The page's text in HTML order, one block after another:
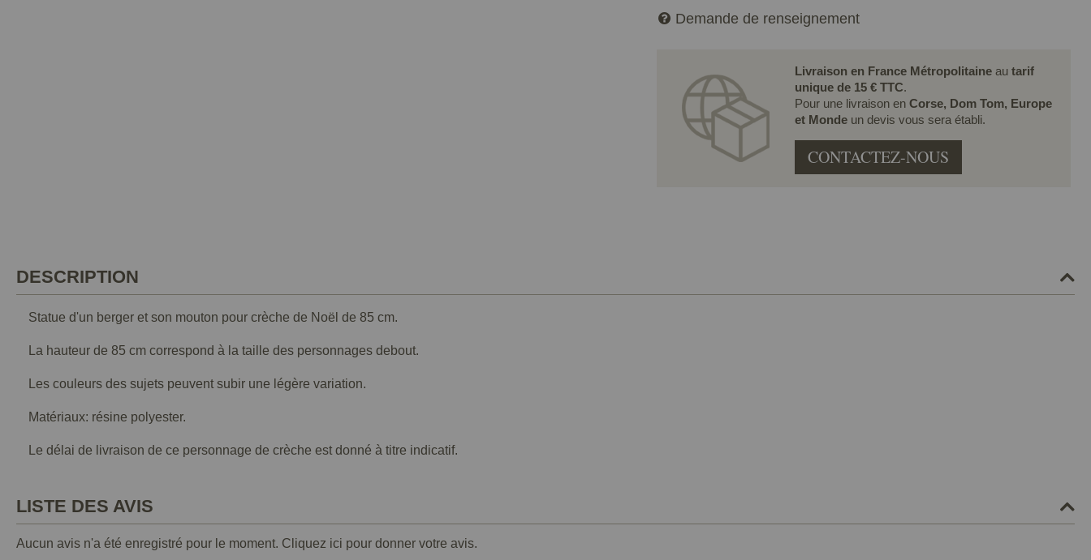
Demande de renseignement
Livraison en France Métropolitaineau tarif
unique de 15 € TTC.
Pour une livraison en Corse, Dom Tom, Europe
et Monde un devis vous sera établi.
CONTACTEZ-NOUS
DESCRIPTION
Statue d'un berger et son mouton pour crèche de Noël de 85 cm.
La hauteur de 85 cm correspond à la taille des personnages debout.
Les couleurs des sujets peuvent subir une légère variation.
Matériaux: résine polyester.
Le délai de livraison de ce personnage de crèche est donné à titre indicatif.
LISTE DES AVIS
Aucun avis n'a été enregistré pour le moment. Cliquez ici pour donner votre avis.